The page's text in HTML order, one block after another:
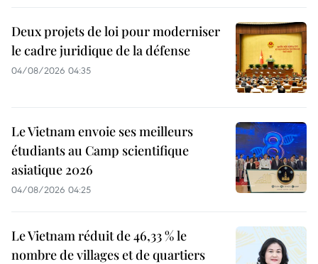
Deux projets de loi pour moderniser
le cadre juridique de la défense
04/08/2026 04:35
Le Vietnam envoie ses meilleurs
étudiants au Camp scientifique
asiatique 2026
04/08/2026 04:25
Le Vietnam réduit de 46,33 % le
nombre de villages et de quartiers